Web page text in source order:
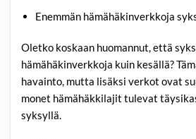
Enemmän hämähäkinverkkoja
Oletko koskaan huomannut, että
hämähäkinverkkoja kuin kesällä?
havainto, mutta lisäksi verkot ovat
monet hämähäkkilajit tulevat
syksyllä.